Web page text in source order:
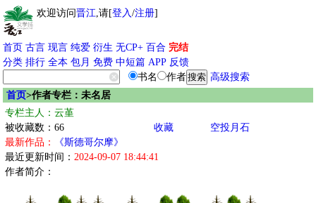
欢迎访问晋江,请[登入/注册]
首页 古言 现言 纯爱 衍生 无CP+ 百合 完结
分类 排行 全本 包月 免费 中短篇 APP 反馈
书名
作者
高级搜索
首页>作者专栏：未名居
专栏主人：云堇
被收藏数：66
收藏
空投月石
最新作品：
《斯德哥尔摩》
最近更新时间： 2024-09-07 18:44:41
作者简介：